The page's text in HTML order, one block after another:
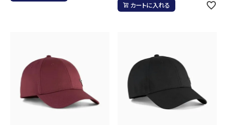
カートに入れる